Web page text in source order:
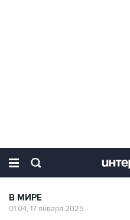
В МИРЕ
01:04, 17 января 2025